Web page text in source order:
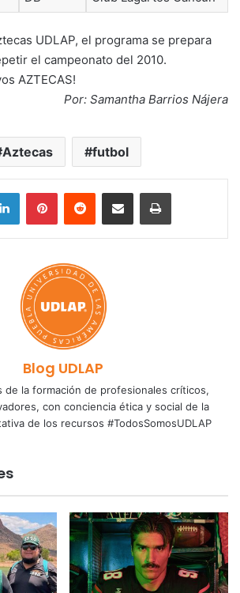
UDLAP, el programa se prepara
el campeonato del 2010.
AZTECAS!
Por: Samantha Barrios Nájera
Aztecas futbol
LinkedInPinterestReddit Share via Email Print
Blog UDLAP
de la formación de profesionales críticos,
con conciencia ética y social de la
de los recursos #TodosSomosUDLAP